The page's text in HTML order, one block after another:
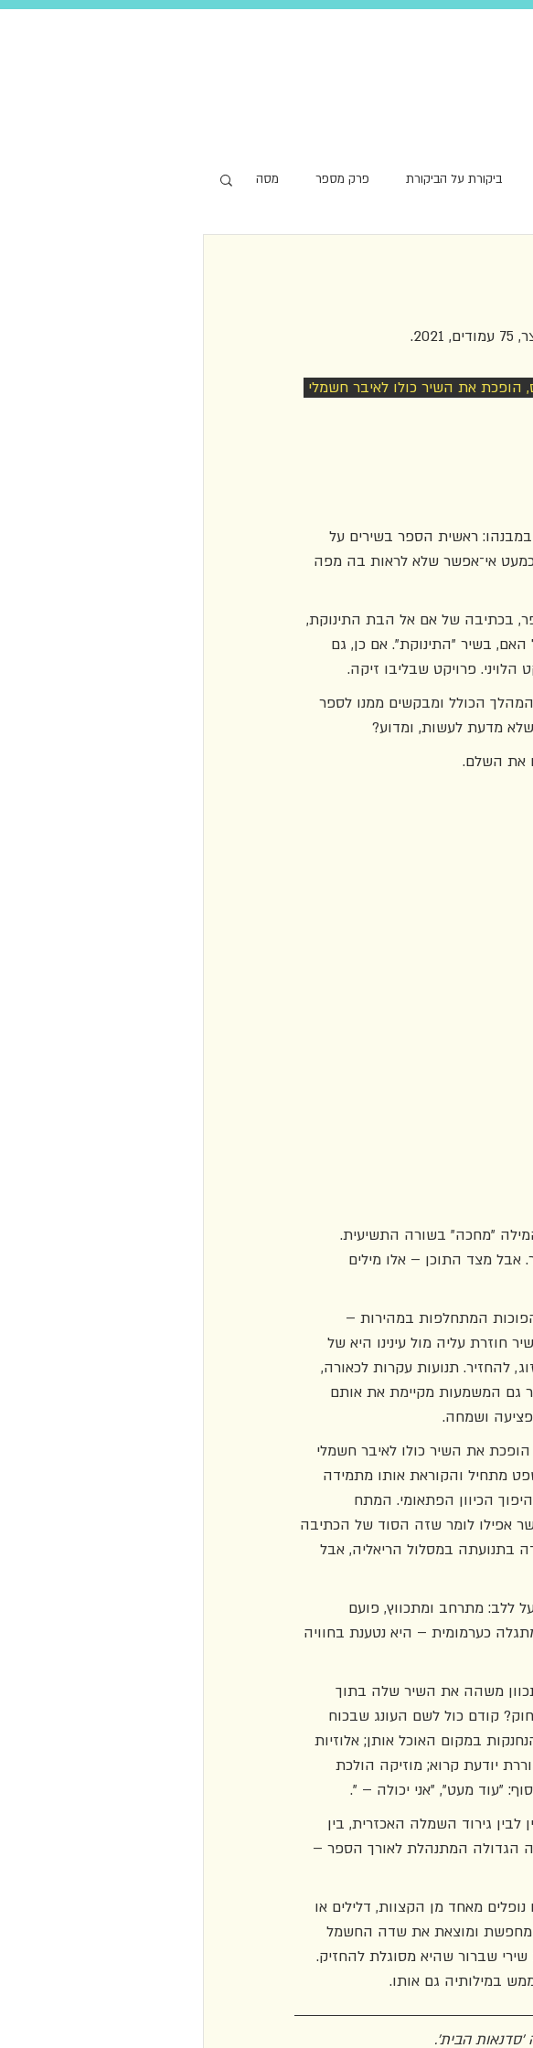
ביקורת על הביקורת פרק מספר מסה
הופכת את השיר כולו לאיבר חשמלי
במבנהו: ראשית הספר בשירים על
אי־אפשר שלא לראות בה מפה
בכתיבה של אם אל הבת התינוקת,
בשיר "התינוקת". אם כן, גם
פרויקט שבליבו זיקה.
המהלך הכולל ומבקשים ממנו לספר
מדעת לעשות, ומדוע?
את השלם.
"מחכה" בשורה התשיעית.
אבל מצד התוכן – אלו מילים
המתחלפות במהירות –
חוזרת עליה מול עינינו היא של
להחזיר. תנועות עקרות לכאורה,
גם המשמעות מקיימת את אותם
ושמחה.
הופכת את השיר כולו לאיבר חשמלי
מתחיל והקוראת אותו מתמידה
הכיוון הפתאומי. המתח
אפילו לומר שזה הסוד של הכתיבה
בתנועתה במסלול הריאליה, אבל
ללב: מתרחב ומתכווץ, פועם
כערמומית – היא נטענת בחוויה
משהה את השיר שלה בתוך
קודם כול לשם העונג שבכוח
במקום האוכל אותן; אלוזיות
יודעת קרוא; מוזיקה הולכת
"עוד מעט", "אני יכולה – ".
גירוד השמלה האכזרית, בין
הגדולה המתנהלת לאורך הספר –
מאחד מן הקצוות, דלילים או
שמחפשת ומוצאת את שדה החשמל
שברור שהיא מסוגלת להחזיק.
במילותיה גם אותו.
'סדנאות הבית'.